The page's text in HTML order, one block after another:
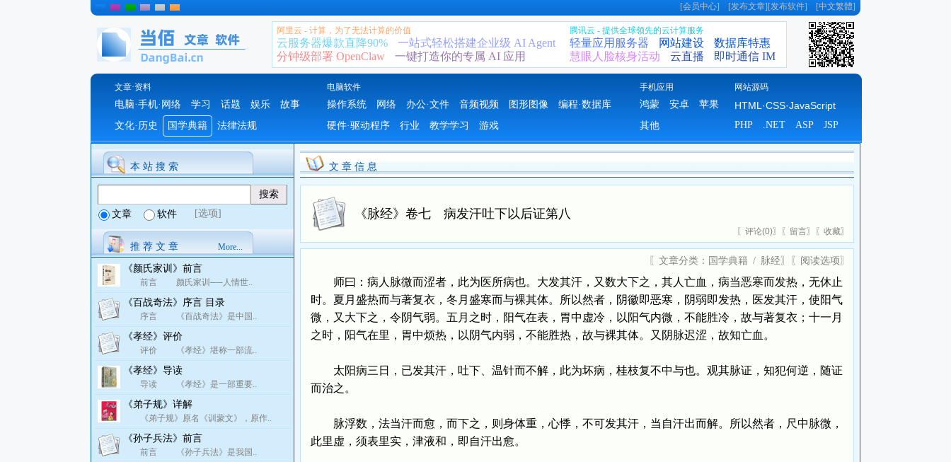
[会员中心] [发布文章][发布软件] [中文繁體]
阿里云 - 计算，为了无法计算的价值
云服务器爆款直降90%
一站式轻松搭建企业级 AI Agent
分钟级部署 OpenClaw
一键打造你的专属 AI 应用
腾讯云 - 提供全球领先的云计算服务
轻量应用服务器 网站建设
数据库特惠
慧眼人脸核身活动
云直播 即时通信 IM
文章·资料 电脑软件 手机应用 网站源码
电脑·手机·网络 学习 话题 娱乐
故事
文化·历史
国学典籍 法律法规
操作系统 网络 办公·文件 音频视频 图形图像
编程·数据库
硬件·驱动程序
行业 教学学习 游戏
鸿蒙 安卓
苹果
其他
HTML·CSS·JavaScript
PHP .NET ASP JSP
本 站 搜 索
文章 软件 [选项]
推 荐 文 章 More...
《颜氏家训》前言
前言 颜氏家训──人情世..
《百战奇法》序言 目录
序言 《百战奇法》是中国..
《孝经》评价
评价 《孝经》堪称一部流..
《孝经》导读
导读 《孝经》是一部重要..
《弟子规》详解
《弟子规》原名《训蒙文》，原作..
《孙子兵法》前言
前言 《孙子兵法》是我国..
文 章 信 息
《脉经》卷七 病发汗吐下以后证第八
〖 评论(0)〗〖 留言〗〖 收藏〗
〖文章分类： 国学典籍 / 脉经〗〖 阅读选项〗
师曰：病人脉微而涩者，此为医所病也。大发其汗，又数大下之，其人亡血，病当恶寒而发热，无休止
时。夏月盛热而与著复衣，冬月盛寒而与裸其体。所以然者，阴徽即恶寒，阴弱即发热，医发其汗，使阳气
微，又大下之，令阴气弱。五月之时，阳气在表，胃中虚冷，以阳气内微，不能胜冷，故与著复衣；十一月
之时，阳气在里，胃中烦热，以阴气内弱，不能胜热，故与裸其体。又阴脉迟涩，故知亡血。
太阳病三日，已发其汗，吐下、温针而不解，此为坏病，桂枝复不中与也。观其脉证，知犯何逆，随证
而治之。
脉浮数，法当汗而愈，而下之，则身体重，心悸，不可发其汗，当自汗出而解。所以然者，尺中脉微，
此里虚，须表里实，津液和，即自汗出愈。